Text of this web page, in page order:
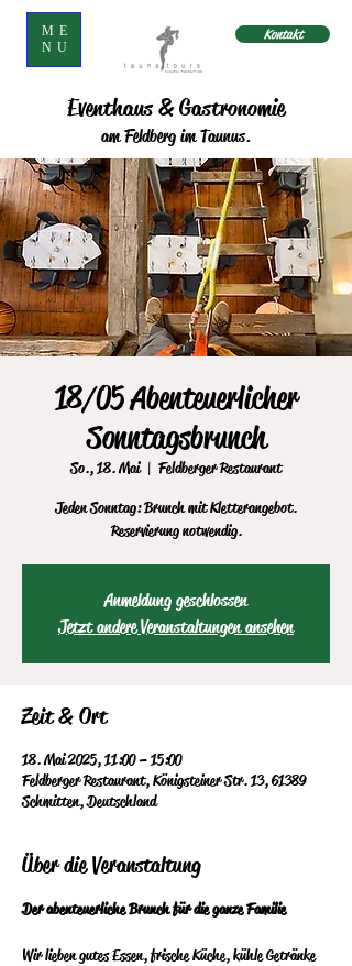
ME
NU
Kontakt
Eventhaus & Gastronomie
am Feldberg im Taunus.
18/05 Abenteuerlicher
Sonntagsbrunch
So., 18. Mai
  |
Feldberger Restaurant
Jeden Sonntag: Brunch mit Kletterangebot.
Reservierung notwendig.
Anmeldung geschlossen
Jetzt andere Veranstaltungen ansehen
Zeit & Ort
18. Mai 2025, 11:00 – 15:00
Feldberger Restaurant, Königsteiner Str. 13, 61389
Schmitten, Deutschland
Über die Veranstaltung
Der abenteuerliche Brunch für die ganze Familie
Wir lieben gutes Essen, frische Küche, kühle Getränke